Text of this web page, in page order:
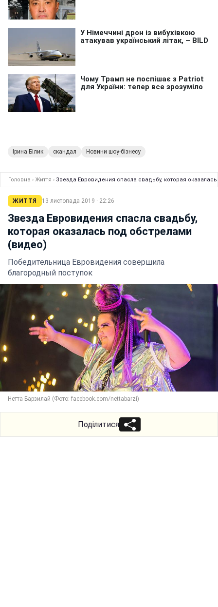
Ірина Білик скандал Новини шоу-бізнесу
Головна › Життя › Звезда Евровидения спасла свадьбу, которая
ЖИТТЯ 13 листопада 2019 · 22:26
Звезда Евровидения спасла свадьбу,
которая оказалась под обстрелами
(видео)
Победительница Евровидения совершила
благородный поступок
Нетта Барзилай (Фото: facebook.com/nettabarzi)
Поділитися